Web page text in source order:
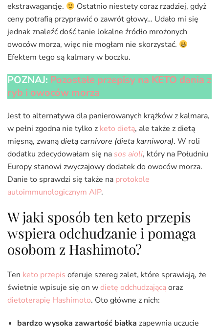
ekstrawagancję.
Ostatnio niestety coraz rzadziej, gdyż
ceny potrafią przyprawić o zawrót głowy… Udało mi się
jednak znaleźć dość tanie lokalne źródło mrożonych
owoców morza, więc nie mogłam nie skorzystać.
Efektem tego są kalmary w boczku.
POZNAJ: Pozostałe przepisy na KETO dania z
ryb i owoców morza
Jest to alternatywa dla panierowanych krążków z kalmara,
w pełni zgodna nie tylko z keto dietą, ale także z dietą
mięsną, zwanądietą carnivore (dieta karniwora). W roli
dodatku zdecydowałam się na sos aioli, który na Południu
Europy stanowi zwyczajowy dodatek do owoców morza.
Danie to sprawdzi się także na protokole
autoimmunologicznym AIP.
W jaki sposób ten keto przepis
wspiera odchudzanie i pomaga
osobom z Hashimoto?
Ten keto przepis oferuje szereg zalet, które sprawiają, że
świetnie wpisuje się on wdietę odchudzającąoraz
dietoterapię Hashimoto. Oto główne z nich:
bardzo wysoka zawartość białka zapewnia uczucie